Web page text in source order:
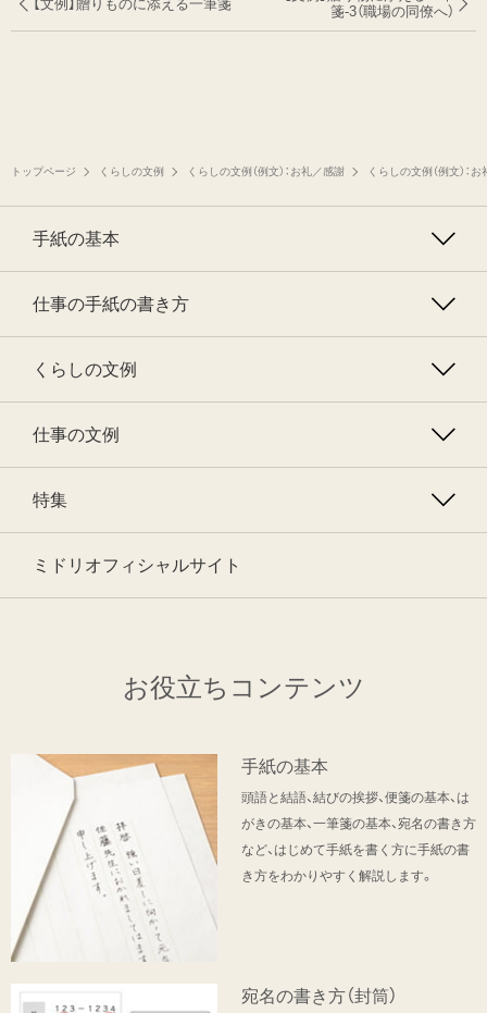
【文例】贈りものに添える一筆箋
箋-3（職場の同僚へ）
トップページ くらしの文例 くらしの文例（例文）：お礼／感謝 くらしの文例（例文）：
手紙の基本
仕事の手紙の書き方
くらしの文例
仕事の文例
特集
ミドリオフィシャルサイト
お役立ちコンテンツ
手紙の基本
頭語と結語、結びの挨拶、便箋の基本、は
がきの基本、一筆箋の基本、宛名の書き方
など、はじめて手紙を書く方に手紙の書
き方をわかりやすく解説します。
宛名の書き方（封筒）